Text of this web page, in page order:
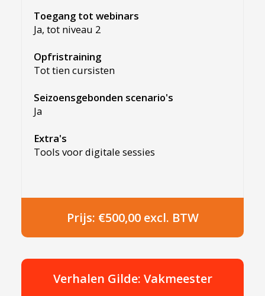
Toegang tot webinars
Ja, tot niveau 2
Opfristraining
Tot tien cursisten
Seizoensgebonden scenario's
Ja
Extra's
Tools voor digitale sessies
Prijs: €500,00 excl. BTW
Verhalen Gilde: Vakmeester